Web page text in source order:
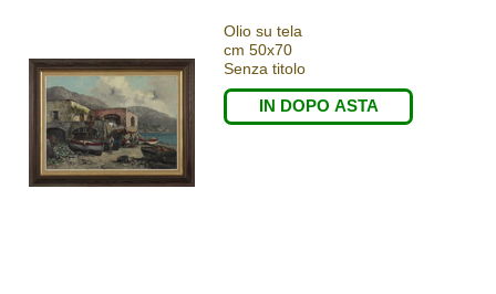
Olio su tela
cm 50x70
Senza titolo
IN DOPO ASTA